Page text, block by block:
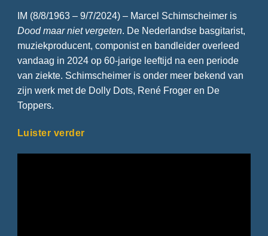
IM (8/8/1963 – 9/7/2024) – Marcel Schimscheimer is
Dood maar niet vergeten. De Nederlandse basgitarist,
muziekproducent, componist en bandleider overleed
vandaag in 2024 op 60-jarige leeftijd na een periode
van ziekte. Schimscheimer is onder meer bekend van
zijn werk met de Dolly Dots, René Froger en De
Toppers.
Luister verder